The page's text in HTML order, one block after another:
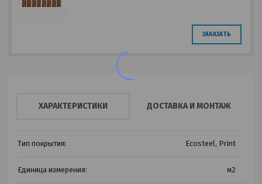
ЗАКАЗАТЬ
ХАРАКТЕРИСТИКИ ДОСТАВКА И МОНТАЖ
Тип покрытия: Ecosteel, Print
Единица измерения: м2